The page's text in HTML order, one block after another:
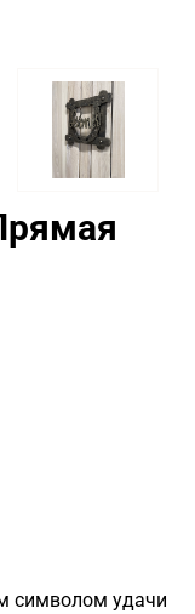
символом удачи